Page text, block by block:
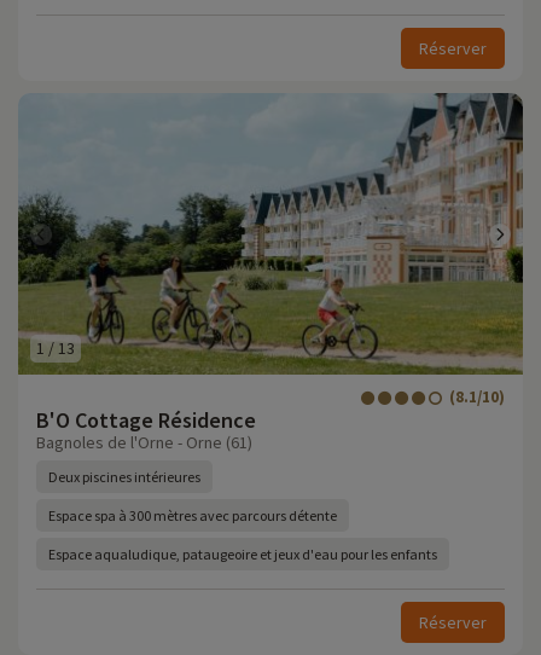
Réserver
1/13
B'O Cottage Résidence
(8.1/10)
Bagnoles de l'Orne - Orne (61)
Deux piscines intérieures
Espace spa à 300 mètres avec parcours détente
Espace aqualudique, pataugeoire et jeux d'eau pour les enfants
Réserver